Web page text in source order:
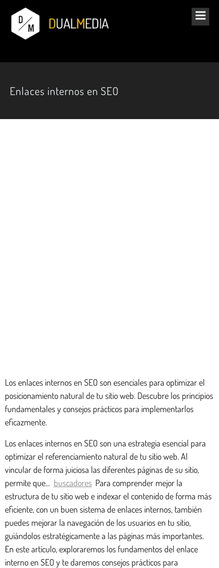
Enlaces internos en SEO
Los enlaces internos en SEO son esenciales para optimizar el
posicionamiento natural de tu sitio web. Descubre los principios
fundamentales y consejos prácticos para implementarlos
eficazmente.
Los enlaces internos en SEO son una estrategia esencial para
optimizar el referenciamiento natural de tu sitio web. Al
vincular de forma juiciosa las diferentes páginas de su sitio,
permite que... buscadores Para comprender mejor la
estructura de tu sitio web e indexar el contenido de forma más
eficiente, con un buen sistema de enlaces internos, también
puedes mejorar la navegación de los usuarios en tu sitio,
guiándolos estratégicamente a las páginas más importantes.
En este artículo, exploraremos los fundamentos del enlace
interno en SEO y te daremos consejos prácticos para